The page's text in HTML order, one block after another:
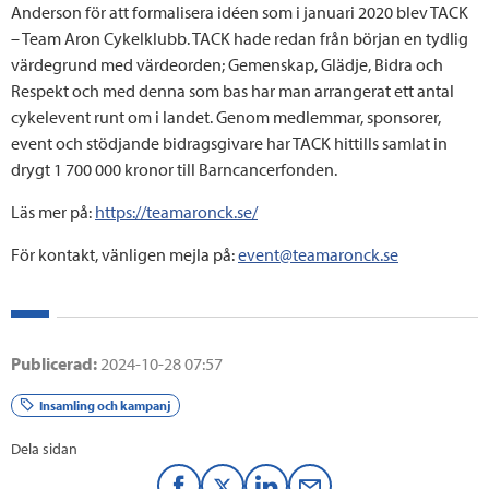
Anderson för att formalisera idéen som i januari 2020 blev TACK
– Team Aron Cykelklubb. TACK hade redan från början en tydlig
värdegrund med värdeorden; Gemenskap, Glädje, Bidra och
Respekt och med denna som bas har man arrangerat ett antal
cykelevent runt om i landet. Genom medlemmar, sponsorer,
event och stödjande bidragsgivare har TACK hittills samlat in
drygt 1 700 000 kronor till Barncancerfonden.
Läs mer på: https://teamaronck.se/
För kontakt, vänligen mejla på:event@teamaronck.se
Publicerad: 2024-10-28 07:57
Insamling och kampanj
Dela sidan